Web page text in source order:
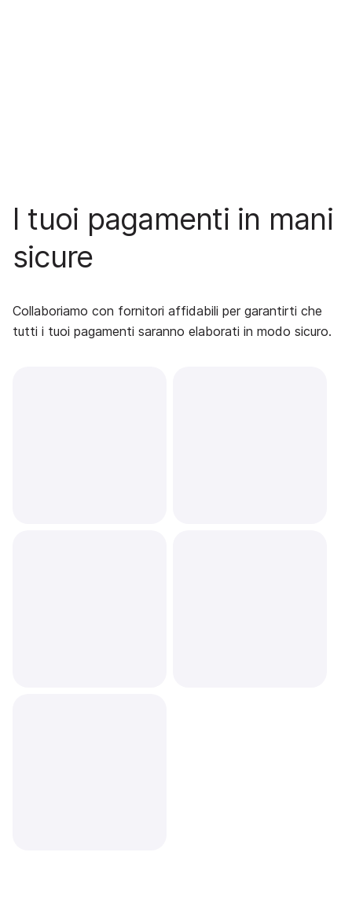
I tuoi pagamenti in mani
sicure
Collaboriamo con fornitori affidabili per garantirti che
tutti i tuoi pagamenti saranno elaborati in modo sicuro.